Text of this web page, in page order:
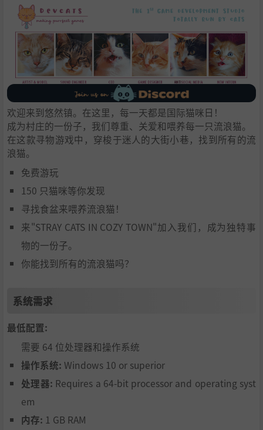
欢迎来到悠然镇。在这里，每一天都是国际猫咪日！
成为村庄的一份子，我们尊重、关爱和喂养每一只流浪猫。
在这款寻物游戏中，穿梭于迷人的大街小巷，找到所有的流
浪猫。
免费游玩
150 只猫咪等你发现
寻找食盆来喂养流浪猫！
来"STRAY CATS IN COZY TOWN"加入我们，成为独特事
物的一份子。
你能找到所有的流浪猫吗？
系统需求
最低配置:
需要 64 位处理器和操作系统
操作系统: Windows 10 or superior
处理器: Requires a 64-bit processor and operating syst
em
内存: 1 GB RAM